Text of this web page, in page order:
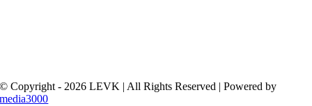
© Copyright - 2026 LEVK | All Rights Reserved | Powered by
media3000